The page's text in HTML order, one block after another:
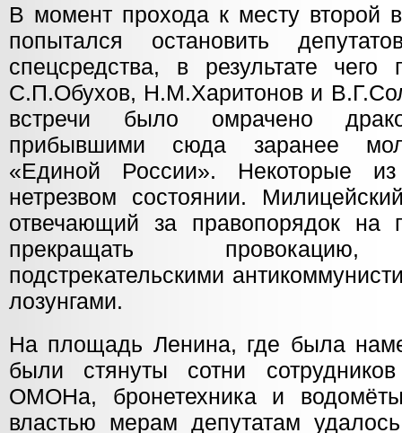
В момент прохода к месту второй
попытался остановить
спецсредства, в результате чего
С.П.Обухов, Н.М.Харитонов и
встречи было омрачено
прибывшими сюда заранее
«Единой России». Некоторые
нетрезвом состоянии.
отвечающий за правопорядок
прекращать провокацию,
подстрекательскими
лозунгами.
На площадь Ленина, где была
были стянуты сотни
ОМОНа, бронетехника и
властью мерам депутатам